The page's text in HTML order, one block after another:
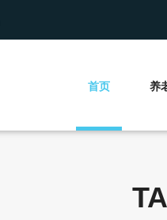
首页 养